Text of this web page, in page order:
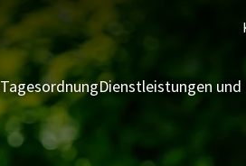
TagesordnungDienstleistungen und